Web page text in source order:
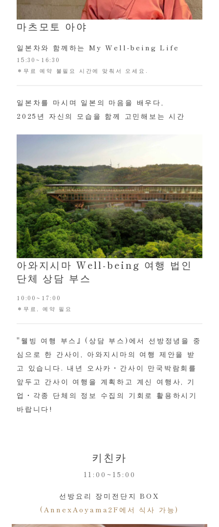
마츠모토 아야
일본차와 함께하는 My Well-being Life
15:30~16:30
＊무료 예약 불필요 시간에 맞춰서 오세요.
일본차를 마시며 일본의 마음을 배우다,
2025년 자신의 모습을 함께 고민해보는 시간
아와지시마 Well-being 여행 법인
단체 상담 부스
10:00~17:00
＊무료, 예약 필요
"웰빙 여행 부스』(상담 부스)에서 선방정녕을 중
심으로 한 간사이, 아와지시마의 여행 제안을 받
고 있습니다. 내년 오사카・간사이 만국박람회를
앞두고 간사이 여행을 계획하고 계신 여행사, 기
업・각종 단체의 정보 수집의 기회로 활용하시기
바랍니다!
키친카
11:00~15:00
선방요리 장미전단지 BOX
(AnnexAoyama2F에서 식사 가능)